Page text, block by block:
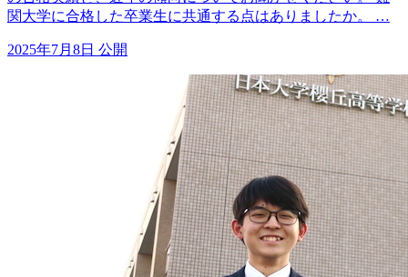
関大学に合格した卒業生に共通する点はありましたか。 …
2025年7月8日 公開